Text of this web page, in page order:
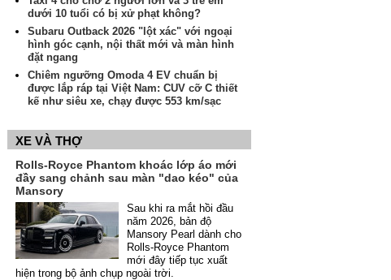
dưới 10 tuổi có bị xử phạt không?
Subaru Outback 2026 "lột xác" với ngoại
hình góc cạnh, nội thất mới và màn hình
đặt ngang
Chiêm ngưỡng Omoda 4 EV chuẩn bị
được lắp ráp tại Việt Nam: CUV cỡ C thiết
kế như siêu xe, chạy được 553 km/sạc
XE VÀ THỢ
Rolls-Royce Phantom khoác lớp áo mới
đầy sang chảnh sau màn "dao kéo" của
Mansory
Sau khi ra mắt hồi đầu
năm 2026, bản độ
Mansory Pearl dành cho
Rolls-Royce Phantom
mới đây tiếp tục xuất
hiện trong bộ ảnh chụp ngoài trời.